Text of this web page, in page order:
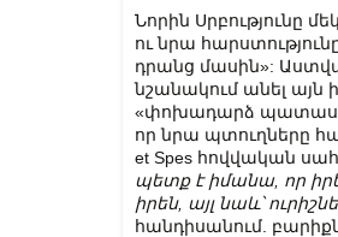
Նորին Սրբությունը
ու նրա
դրանց մասին»:
նշանակում անել այն
«փոխադարձ
որ նրա պտուղները
et Spes հովվական
պետք է իմանա, որ
իրեն, այլ նաև՝
հանդիսանում.